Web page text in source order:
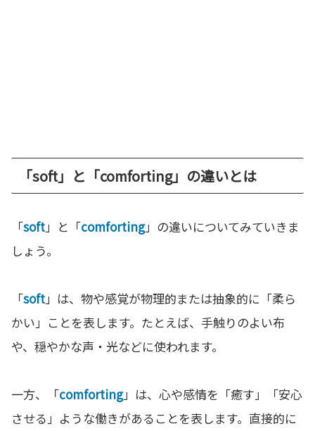
「soft」と「comforting」の違いとは
「soft」と「comforting」の違いについてみていきま
しょう。
「soft」は、物や感覚が物理的または抽象的に「柔ら
かい」ことを表します。たとえば、手触りのよい布
や、穏やかな声・光などに使われます。
一方、「comforting」は、心や感情を「癒す」「安心
させる」ような働きがあることを表します。直接的に